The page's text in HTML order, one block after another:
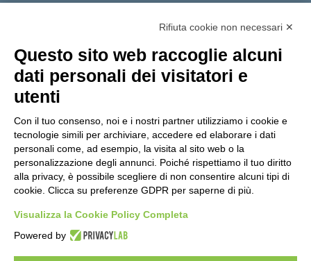
Tutti gli argomenti
Amministrazione Trasparente
Privacy Policy
Dichiarazione di accessibilitàObiettivi di accessibilità
Seguici su:
Indirizzo:Via Gaetano Donizetti 30, Collegno
Centralino:0114053925 Email: toic8cg002@istruzione.it
Posta elettronica certificata (PEC):toic8cg002@pec.istruzione.it
Codice fiscale: 95641450010
Codice Indice delle Pubbliche Amministrazioni (IPA): D0ZZDV0V
Codice unico di fatturazione (CUF): FJDH3Z
Copyright 2023 © ISTITUTO COMPRENSIVO "GUGLIELMO MARCONI" |
Rifiuta cookie non necessari ✕
Questo sito web raccoglie alcuni
dati personali dei visitatori e
utenti
Con il tuo consenso, noi e i nostri partner utilizziamo i cookie e
tecnologie simili per archiviare, accedere ed elaborare i dati
personali come, ad esempio, la visita al sito web o la
personalizzazione degli annunci. Poiché rispettiamo il tuo diritto
alla privacy, è possibile scegliere di non consentire alcuni tipi di
cookie. Clicca su preferenze GDPR per saperne di più.
Visualizza la Cookie Policy Completa
Powered by